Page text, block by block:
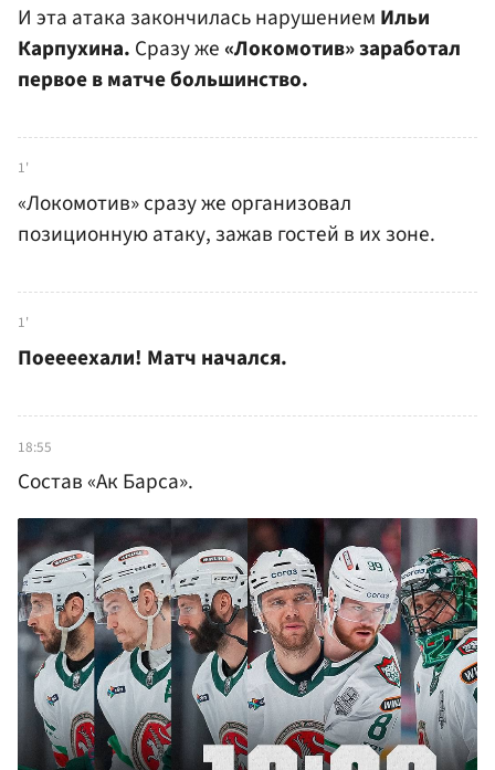
И эта атака закончилась нарушением Ильи
Карпухина. Сразу же «Локомотив» заработал
первое в матче большинство.
1'
«Локомотив» сразу же организовал
позиционную атаку, зажав гостей в их зоне.
1'
Поеееехали! Матч начался.
18:55
Состав «Ак Барса».